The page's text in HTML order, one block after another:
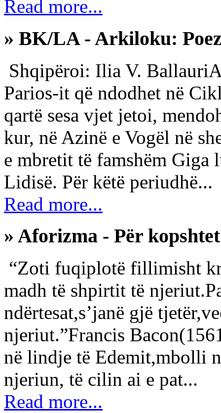
Read more...
» BK/LA - Arkiloku:
Shqipëroi: Ilia V.
Parios-it që ndodhet në
qartë sesa vjet jetoi,
kur, në Azinë e Vogël në
e mbretit të famshëm Giga
Lidisë. Për këtë periudhë...
Read more...
» Aforizma - Për kopshtet
“Zoti fuqiplotë fillimisht
madh të shpirtit të
ndërtesat,s’janë gjë
njeriut.”Francis
në lindje të Edemit,mbolli
njeriun, të cilin ai e pat...
Read more...